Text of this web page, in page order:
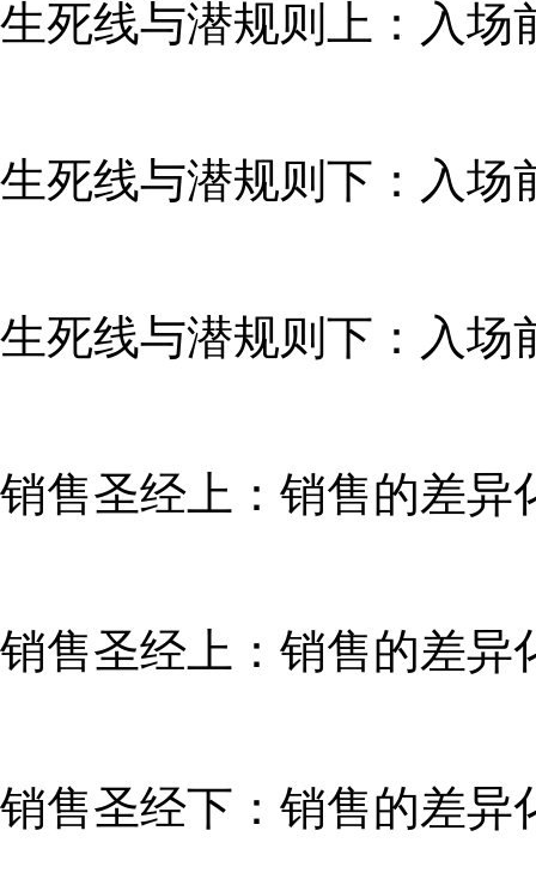
生死线与潜规则上：入场
生死线与潜规则下：入场
生死线与潜规则下：入场
销售圣经上：销售的差异
销售圣经上：销售的差异
销售圣经下：销售的差异